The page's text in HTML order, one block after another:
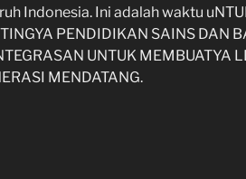
Indonesia. Ini adalah waktu
PENDIDIKAN SAINS DAN
UNTUK MEMBUATYA
MENDATANG.